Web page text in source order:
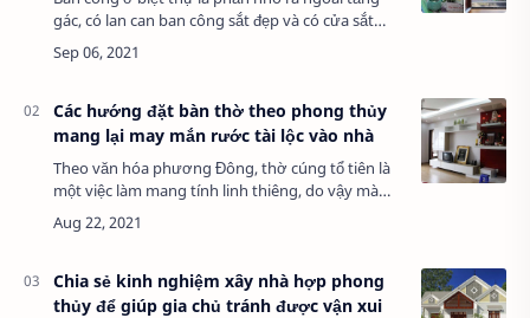
gác, có lan can ban công sắt đẹp và có cửa sắt
nghệ thuật đẹp thông vào phòng. Không chỉ làm
đẹp cho biệt thự, lan can ban công s…
Các hướng đặt bàn thờ theo phong thủy
mang lại may mắn rước tài lộc vào nhà
Theo văn hóa phương Đông, thờ cúng tổ tiên là
một việc làm mang tính linh thiêng, do vậy mà
bàn thờ lúc nào cũng được đặt ở nơi trang trọng
nhất trong nhà...Tuy nhiên, đặt bàn thờ …
Chia sẻ kinh nghiệm xây nhà hợp phong
thủy để giúp gia chủ tránh được vận xui